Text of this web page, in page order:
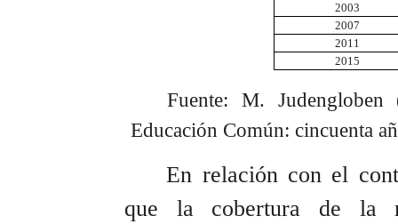
2003
2007
2011
2015
Fuente: M.
Educación Común: cincuenta
En relación con el
que la cobertura de la